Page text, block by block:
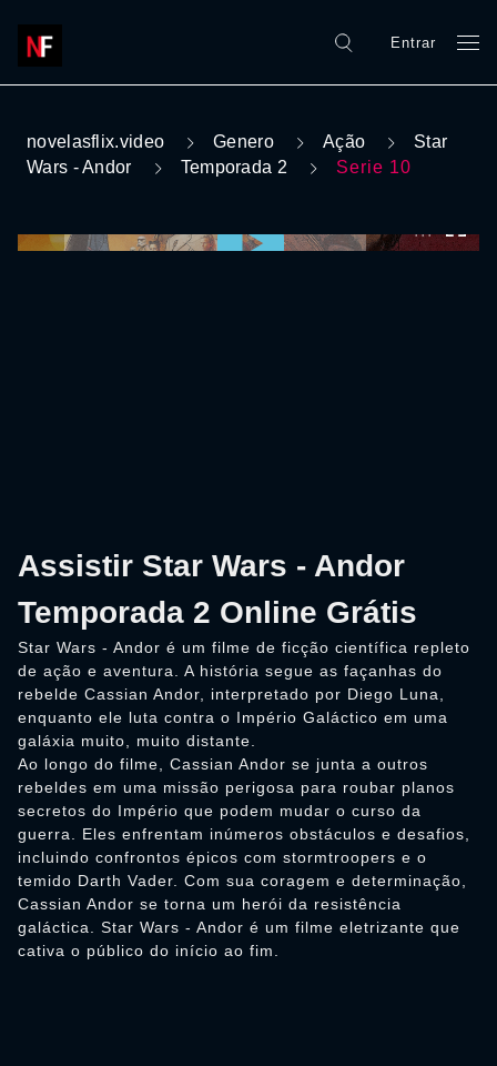
Entrar
novelasflix.video Genero Ação
Star
Wars - Andor
Temporada 2 Serie 10
Assistir Star Wars - Andor
Temporada 2 Online Grátis
Star Wars - Andor é um filme de ficção científica repleto
de ação e aventura. A história segue as façanhas do
rebelde Cassian Andor, interpretado por Diego Luna,
enquanto ele luta contra o Império Galáctico em uma
galáxia muito, muito distante.
Ao longo do filme, Cassian Andor se junta a outros
rebeldes em uma missão perigosa para roubar planos
secretos do Império que podem mudar o curso da
guerra. Eles enfrentam inúmeros obstáculos e desafios,
incluindo confrontos épicos com stormtroopers e o
temido Darth Vader. Com sua coragem e determinação,
Cassian Andor se torna um herói da resistência
galáctica. Star Wars - Andor é um filme eletrizante que
cativa o público do início ao fim.